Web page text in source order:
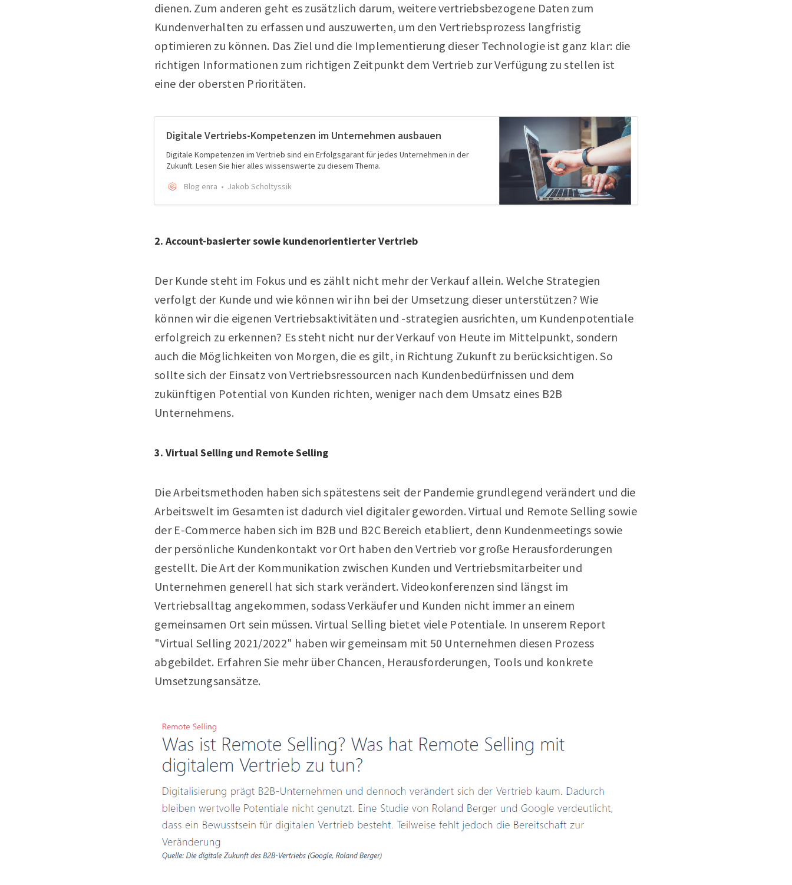
dienen. Zum anderen geht es zusätzlich darum, weitere vertriebsbezogene Daten zum
Kundenverhalten zu erfassen und auszuwerten, um den Vertriebsprozess langfristig
optimieren zu können. Das Ziel und die Implementierung dieser Technologie ist ganz klar: die
richtigen Informationen zum richtigen Zeitpunkt dem Vertrieb zur Verfügung zu stellen ist
eine der obersten Prioritäten.
Digitale Vertriebs-Kompetenzen im Unternehmen ausbauen
Digitale Kompetenzen im Vertrieb sind ein Erfolgsgarant für jedes Unternehmen in der
Zukunft. Lesen Sie hier alles wissenswerte zu diesem Thema.
Blog enra
Jakob Scholtyssik
2. Account-basierter sowie kundenorientierter Vertrieb
Der Kunde steht im Fokus und es zählt nicht mehr der Verkauf allein. Welche Strategien
verfolgt der Kunde und wie können wir ihn bei der Umsetzung dieser unterstützen? Wie
können wir die eigenen Vertriebsaktivitäten und -strategien ausrichten, um Kundenpotentiale
erfolgreich zu erkennen? Es steht nicht nur der Verkauf von Heute im Mittelpunkt, sondern
auch die Möglichkeiten von Morgen, die es gilt, in Richtung Zukunft zu berücksichtigen. So
sollte sich der Einsatz von Vertriebsressourcen nach Kundenbedürfnissen und dem
zukünftigen Potential von Kunden richten, weniger nach dem Umsatz eines B2B
Unternehmens.
3. Virtual Selling und Remote Selling
Die Arbeitsmethoden haben sich spätestens seit der Pandemie grundlegend verändert und die
Arbeitswelt im Gesamten ist dadurch viel digitaler geworden. Virtual und Remote Selling sowie
der E-Commerce haben sich im B2B und B2C Bereich etabliert, denn Kundenmeetings sowie
der persönliche Kundenkontakt vor Ort haben den Vertrieb vor große Herausforderungen
gestellt. Die Art der Kommunikation zwischen Kunden und Vertriebsmitarbeiter und
Unternehmen generell hat sich stark verändert. Videokonferenzen sind längst im
Vertriebsalltag angekommen, sodass Verkäufer und Kunden nicht immer an einem
gemeinsamen Ort sein müssen. Virtual Selling bietet viele Potentiale. In unserem Report
"Virtual Selling 2021/2022" haben wir gemeinsam mit 50 Unternehmen diesen Prozess
abgebildet. Erfahren Sie mehr über Chancen, Herausforderungen, Tools und konkrete
Umsetzungsansätze.